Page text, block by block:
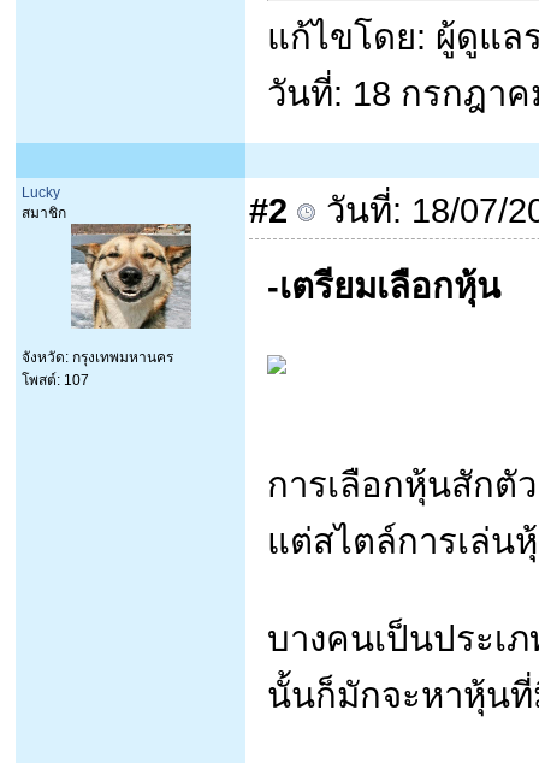
แก้ไขโดย: ผู้ดูแล
วันที่: 18 กรกฎาค
Lucky
สมาชิก
จังหวัด: กรุงเทพมหานคร
โพสต์: 107
#2
วันที่: 18/07/
-เตรียมเลือกหุ้น
การเลือกหุ้นสักตั
แต่สไตล์การเล่น
บางคนเป็นประเ
นั้นก็มักจะหาหุ้น